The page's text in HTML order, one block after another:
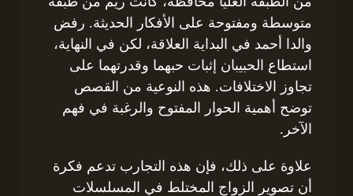
متوسطة ومفتوحة على الأفكار الحديثة. رفض
والدا أحمد في البداية العلاقة، لكن في النهاية،
استطاع الحبيبان إثبات حبهما وقدرتهما على
تجاوز الاختلافات. هذه النوعية من القصص
توضح أهمية الحوار المفتوح والرغبة في فهم
الآخر.
علاوة على ذلك، فإن هذه التجارب تدعم فكرة
أن تصوير الزواج المختلط في المسلسلات